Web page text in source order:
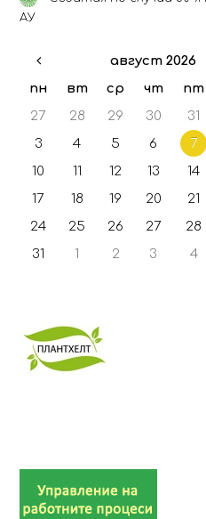
ГФО - 2023
ГФО - 2024
АУ
август 2026
пн
вт ср чт пт
27
28 29 30 31
3
4 5 6 7
10
11 12 13 14
17
18 19 20 21
24
25 26 27 28
31
1 2 3 4